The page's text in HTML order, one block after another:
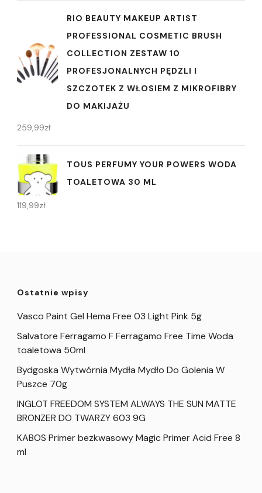
RIO BEAUTY MAKEUP ARTIST
PROFESSIONAL COSMETIC BRUSH
COLLECTION ZESTAW 10
PROFESJONALNYCH PĘDZLI I
SZCZOTEK Z WŁOSIEM Z MIKROFIBRY
DO MAKIJAŻU
259,99zł
TOUS PERFUMY YOUR POWERS WODA
TOALETOWA 30 ML
119,99zł
Ostatnie wpisy
Vasco Paint Gel Hema Free 03 Light Pink 5g
Salvatore Ferragamo F Ferragamo Free Time Woda
toaletowa 50ml
Bydgoska Wytwórnia Mydła Mydło Do Golenia W
Puszce 70g
INGLOT FREEDOM SYSTEM ALWAYS THE SUN MATTE
BRONZER DO TWARZY 603 9G
KABOS Primer bezkwasowy Magic Primer Acid Free 8
ml